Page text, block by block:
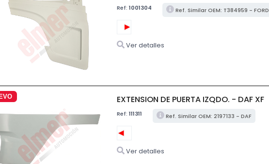
Ref:1001304 Ref. Similar OEM: T384959 - FORD
Ver detalles
EXTENSION DE PUERTA IZQDO. - DAF XF
Ref:111311 Ref. Similar OEM: 2197133 - DAF
Ver detalles